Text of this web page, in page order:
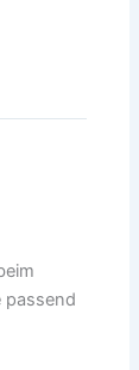
passend